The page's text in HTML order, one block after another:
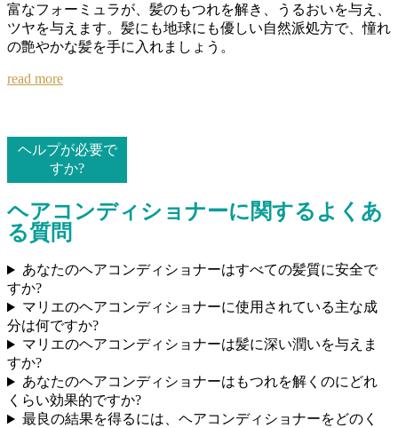
富なフォーミュラが、髪のもつれを解き、うるおいを与え、
ツヤを与えます。髪にも地球にも優しい自然派処方で、憧れ
の艶やかな髪を手に入れましょう。
read more
ヘルプが必要で
すか?
ヘアコンディショナーに関するよくあ
る質問
あなたのヘアコンディショナーはすべての髪質に安全で
すか?
マリエのヘアコンディショナーに使用されている主な成
分は何ですか?
マリエのヘアコンディショナーは髪に深い潤いを与えま
すか?
あなたのヘアコンディショナーはもつれを解くのにどれ
くらい効果的ですか?
最良の結果を得るには、ヘアコンディショナーをどのく